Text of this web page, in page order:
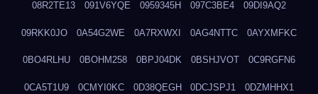
08R2TE13 091V6YQE 0959345H 097C3BE4 09DI9AQ2
09RKK0JO 0A54G2WE 0A7RXWXI 0AG4NTTC 0AYXMFKC
0BO4RLHU 0BOHM258 0BPJ04DK 0BSHJVOT 0C9RGFN6
0CA5T1U9 0CMYI0KC 0D38QEGH 0DCJSPJ1 0DZMHHX1